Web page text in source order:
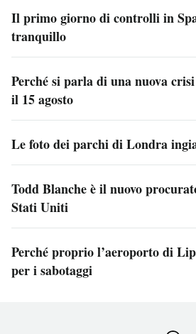
Il primo giorno di controlli in
tranquillo
Perché si parla di una nuova
il 15 agosto
Le foto dei parchi di Londra
Todd Blanche è il nuovo
Stati Uniti
Perché proprio l’aeroporto di
per i sabotaggi